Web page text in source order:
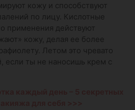
кожу и способствуют
по лицу. Кислотные
применения действуют
кожу, делая ее более
Летом это чревато
если ты не наносишь крем с